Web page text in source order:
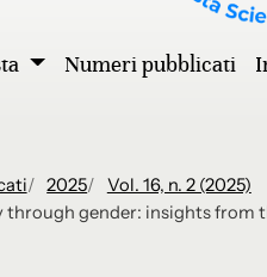
Numeri pubblicati
2025
Vol. 16, n. 2 (2025)
gender: insights from